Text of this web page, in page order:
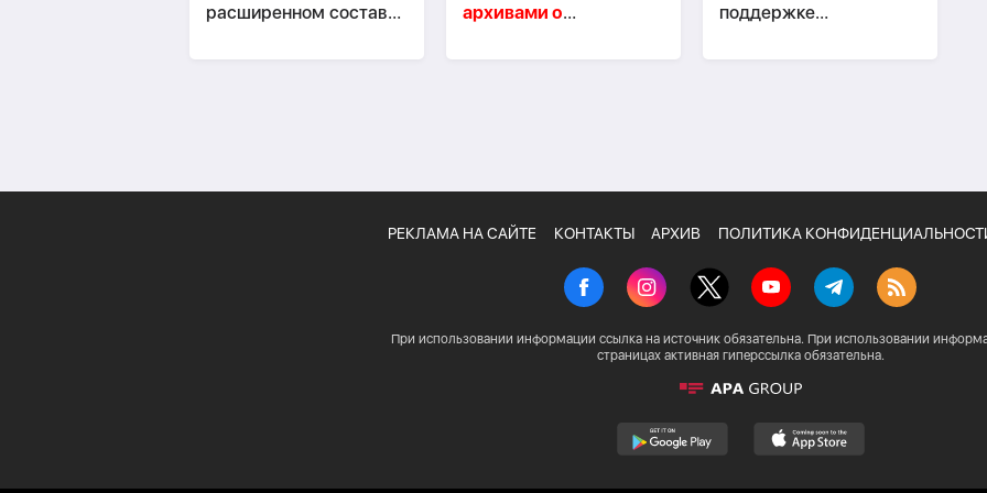
расширенном составе-
архивами о
миссии АДР
поддержке
РЕКЛАМА НА САЙТЕ КОНТАКТЫ АРХИВ ПОЛИТИКА
При использовании информации ссылка на источник обязательна. При использовании
страницах активная гиперссылка обязательна.